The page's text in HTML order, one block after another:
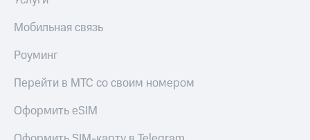
Мобильная связь
Роуминг
Перейти в МТС со своим номером
Оформить eSIM